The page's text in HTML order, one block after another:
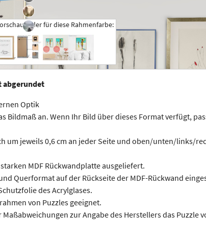
+
für diese Rahmenfarbe:
abgerundet
Optik
Bildmaß an. Wenn Ihr Bild über dieses Format verfügt,
um jeweils 0,6 cm an jeder Seite und oben/unten/links/
MDF Rückwandplatte ausgeliefert.
Querformat auf der Rückseite der MDF-Rückwand
des Acrylglases.
von Puzzles geeignet.
zur Angabe des Herstellers das Puzzle